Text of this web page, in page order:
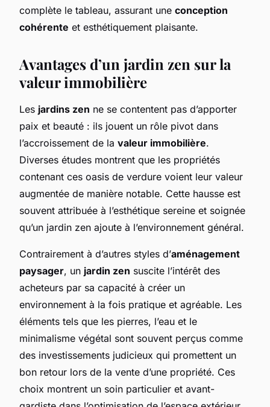
complète le tableau, assurant une conception
cohérente et esthétiquement plaisante.
Avantages d’un jardin zen sur la
valeur immobilière
Les jardins zen ne se contentent pas d’apporter
paix et beauté : ils jouent un rôle pivot dans
l’accroissement de la valeur immobilière.
Diverses études montrent que les propriétés
contenant ces oasis de verdure voient leur valeur
augmentée de manière notable. Cette hausse est
souvent attribuée à l’esthétique sereine et soignée
qu’un jardin zen ajoute à l’environnement général.
Contrairement à d’autres styles d’aménagement
paysager, un jardin zen suscite l’intérêt des
acheteurs par sa capacité à créer un
environnement à la fois pratique et agréable. Les
éléments tels que les pierres, l’eau et le
minimalisme végétal sont souvent perçus comme
des investissements judicieux qui promettent un
bon retour lors de la vente d’une propriété. Ces
choix montrent un soin particulier et avant-